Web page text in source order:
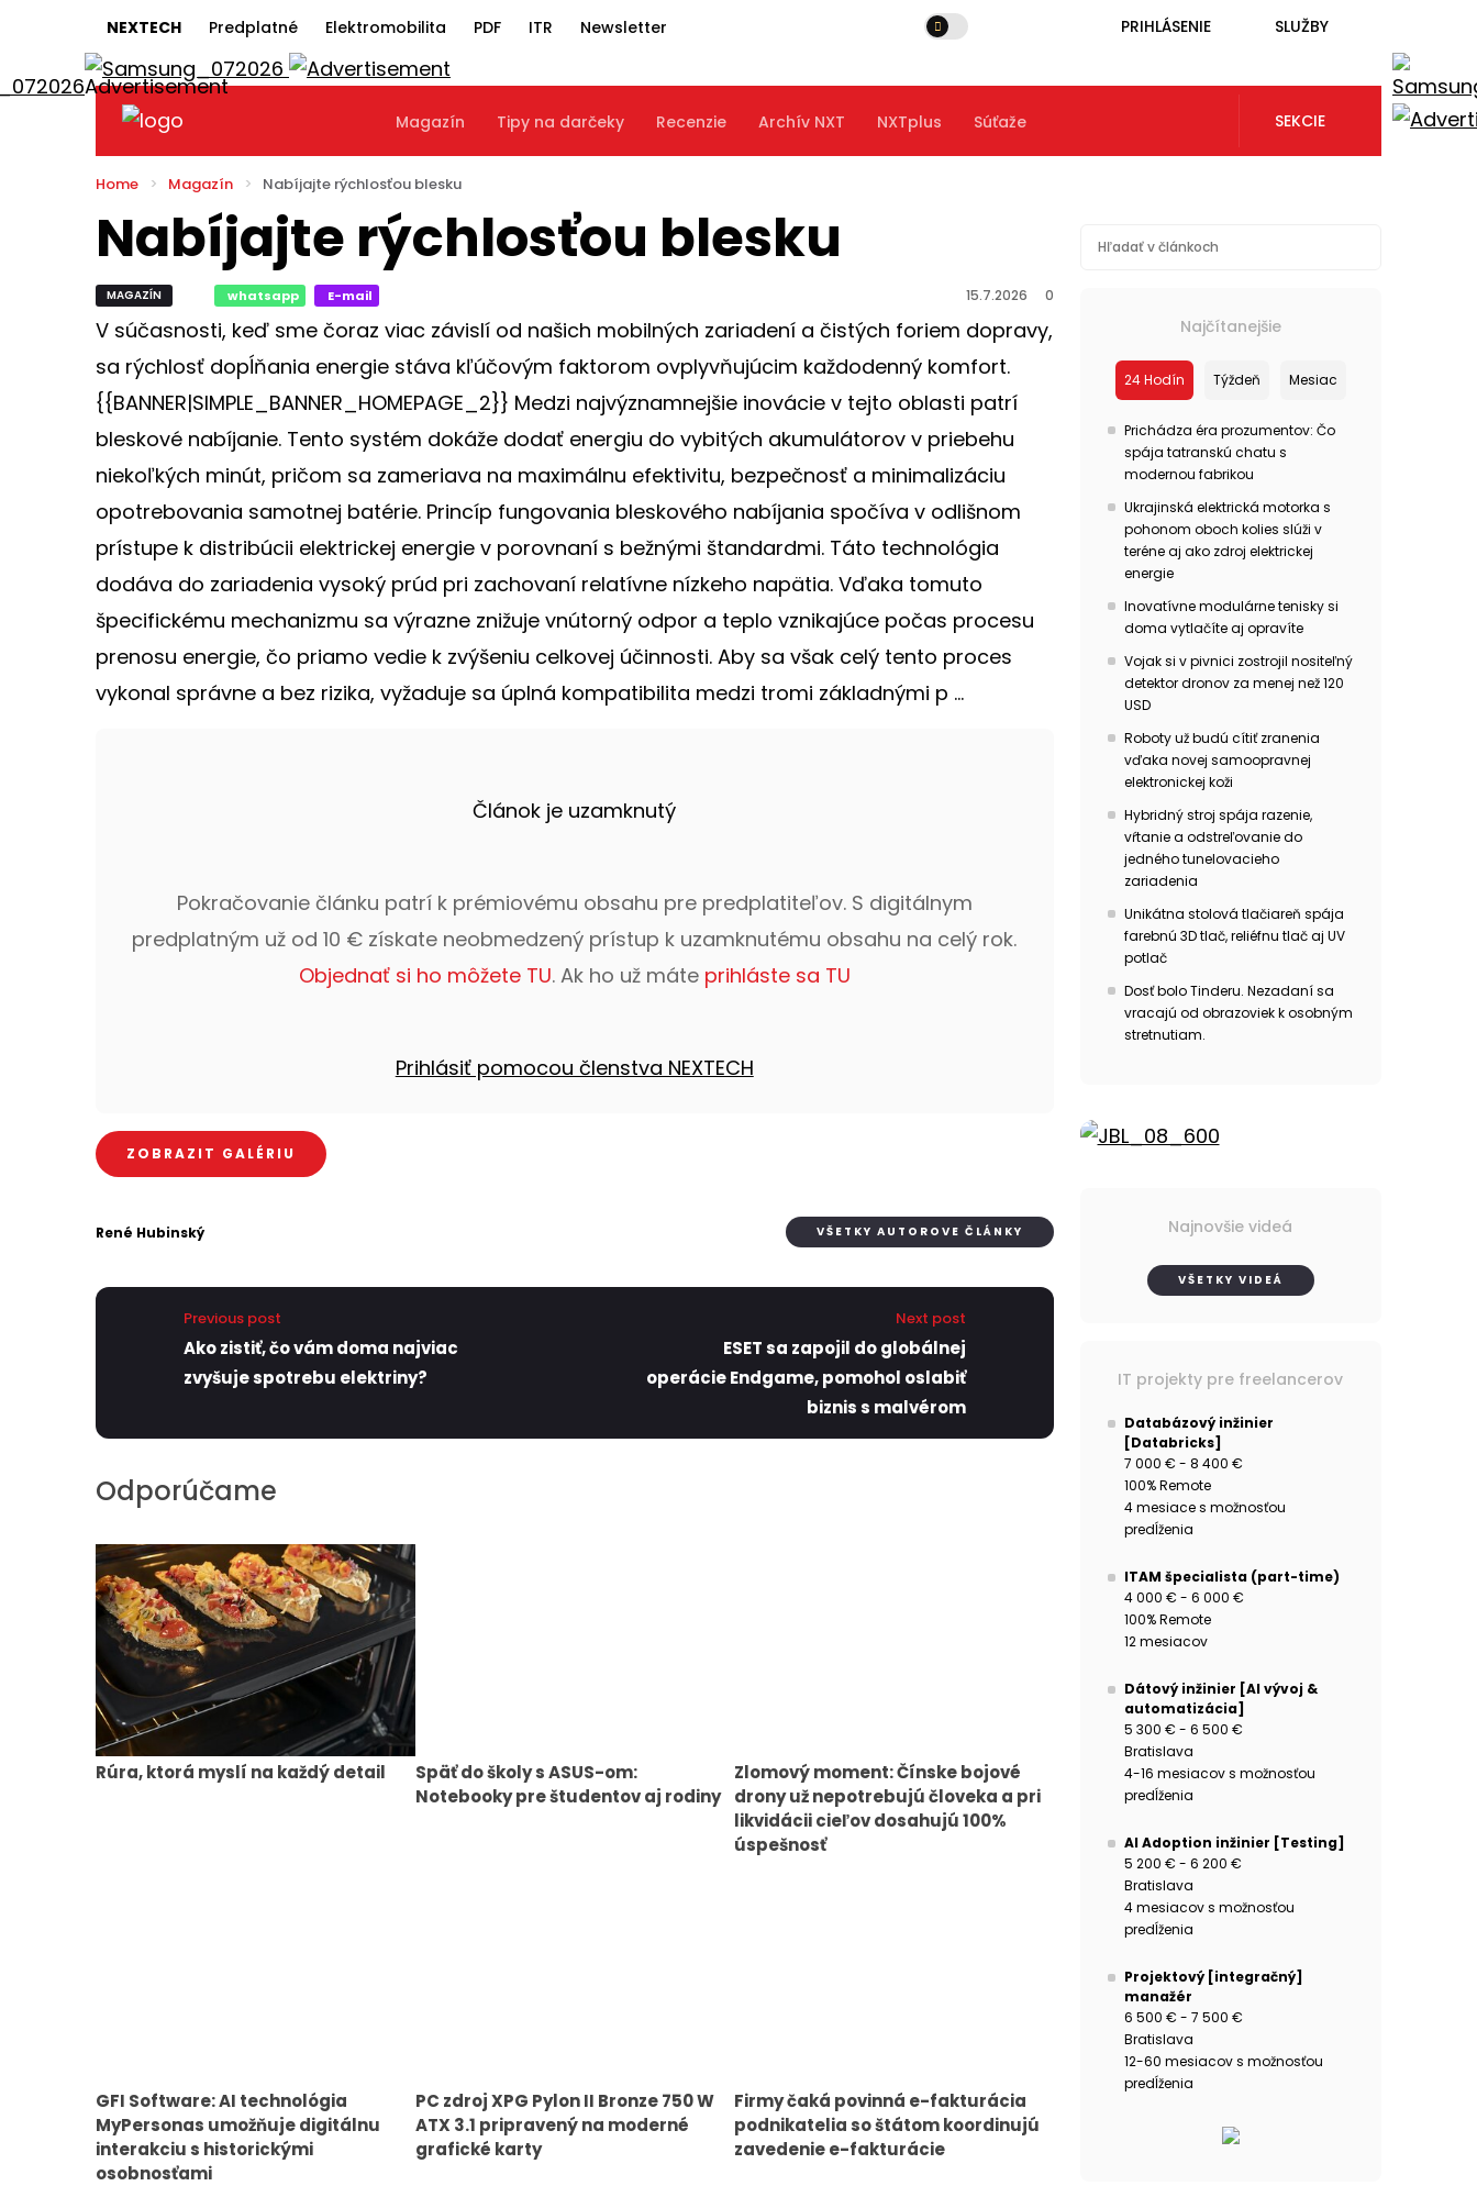
NEXTECH Predplatné Elektromobilita PDF ITR Newsletter PRIHLÁSENIE SLUŽBY
Magazín Tipy na darčeky Recenzie Archív NXT NXTplus Súťaže SEKCIE
Home Magazín Nabíjajte rýchlosťou blesku
Nabíjajte rýchlosťou blesku
MAGAZÍN whatsapp E-mail 15.7.2026 0
V súčasnosti, keď sme čoraz viac závislí od našich mobilných zariadení a čistých foriem dopravy,
sa rýchlosť dopĺňania energie stáva kľúčovým faktorom ovplyvňujúcim každodenný komfort.
{{BANNER|SIMPLE_BANNER_HOMEPAGE_2}} Medzi najvýznamnejšie inovácie v tejto oblasti patrí
bleskové nabíjanie. Tento systém dokáže dodať energiu do vybitých akumulátorov v priebehu
niekoľkých minút, pričom sa zameriava na maximálnu efektivitu, bezpečnosť a minimalizáciu
opotrebovania samotnej batérie. Princíp fungovania bleskového nabíjania spočíva v odlišnom
prístupe k distribúcii elektrickej energie v porovnaní s bežnými štandardmi. Táto technológia
dodáva do zariadenia vysoký prúd pri zachovaní relatívne nízkeho napätia. Vďaka tomuto
špecifickému mechanizmu sa výrazne znižuje vnútorný odpor a teplo vznikajúce počas procesu
prenosu energie, čo priamo vedie k zvýšeniu celkovej účinnosti. Aby sa však celý tento proces
vykonal správne a bez rizika, vyžaduje sa úplná kompatibilita medzi tromi základnými p ...
Článok je uzamknutý
Pokračovanie článku patrí k prémiovému obsahu pre predplatiteľov. S digitálnym
predplatným už od 10 € získate neobmedzený prístup k uzamknutému obsahu na celý rok.
Objednať si ho môžete TU. Ak ho už máte prihláste sa TU
Prihlásiť pomocou členstva NEXTECH
ZOBRAZIT GALÉRIU
René Hubinský VŠETKY AUTOROVE ČLÁNKY
Previous post
Ako zistiť, čo vám doma najviac
zvyšuje spotrebu elektriny?
Next post
ESET sa zapojil do globálnej
operácie Endgame, pomohol oslabiť
biznis s malvérom
Odporúčame
Rúra, ktorá myslí na každý detail
Späť do školy s ASUS-om:
Notebooky pre študentov aj rodiny
Zlomový moment: Čínske bojové
drony už nepotrebujú človeka a pri
likvidácii cieľov dosahujú 100%
úspešnosť
GFI Software: AI technológia
MyPersonas umožňuje digitálnu
interakciu s historickými
osobnosťami
PC zdroj XPG Pylon II Bronze 750 W
ATX 3.1 pripravený na moderné
grafické karty
Firmy čaká povinná e-fakturácia
podnikatelia so štátom koordinujú
zavedenie e-fakturácie
Najčítanejšie
24 Hodín Týždeň Mesiac
Prichádza éra prozumentov: Čo
spája tatranskú chatu s
modernou fabrikou
Ukrajinská elektrická motorka s
pohonom oboch kolies slúži v
teréne aj ako zdroj elektrickej
energie
Inovatívne modulárne tenisky si
doma vytlačíte aj opravíte
Vojak si v pivnici zostrojil nositeľný
detektor dronov za menej než 120
USD
Roboty už budú cítiť zranenia
vďaka novej samoopravnej
elektronickej koži
Hybridný stroj spája razenie,
vŕtanie a odstreľovanie do
jedného tunelovacieho
zariadenia
Unikátna stolová tlačiareň spája
farebnú 3D tlač, reliéfnu tlač aj UV
potlač
Dosť bolo Tinderu. Nezadaní sa
vracajú od obrazoviek k osobným
stretnutiam.
Najnovšie videá
VŠETKY VIDEÁ
IT projekty pre freelancerov
Databázový inžinier
[Databricks]
7 000 € - 8 400 €
100% Remote
4 mesiace s možnosťou
predĺženia
ITAM špecialista (part-time)
4 000 € - 6 000 €
100% Remote
12 mesiacov
Dátový inžinier [AI vývoj &
automatizácia]
5 300 € - 6 500 €
Bratislava
4-16 mesiacov s možnosťou
predĺženia
AI Adoption inžinier [Testing]
5 200 € - 6 200 €
Bratislava
4 mesiacov s možnosťou
predĺženia
Projektový [integračný]
manažér
6 500 € - 7 500 €
Bratislava
12-60 mesiacov s možnosťou
predĺženia